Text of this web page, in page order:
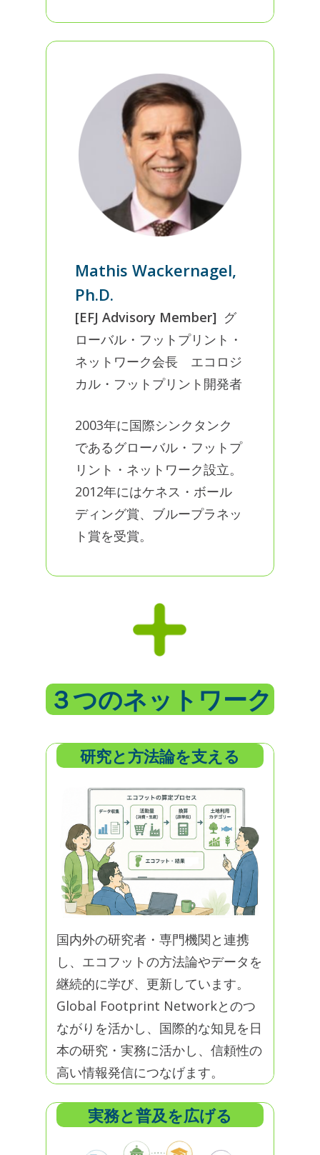
Mathis Wackernagel,
Ph.D.
[EFJ Advisory Member] グ
ローバル・フットプリント・
ネットワーク会長 エコロジ
カル・フットプリント開発者
2003年に国際シンクタンク
であるグローバル・フットプ
リント・ネットワーク設立。
2012年にはケネス・ボール
ディング賞、ブループラネッ
ト賞を受賞。
３つのネットワーク
研究と方法論を支える
国内外の研究者・専門機関と連携
し、エコフットの方法論やデータを
継続的に学び、更新しています。
Global Footprint Networkとのつ
ながりを活かし、国際的な知見を日
本の研究・実務に活かし、信頼性の
高い情報発信につなげます。
実務と普及を広げる